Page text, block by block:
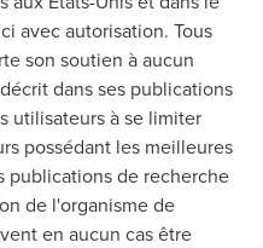
avec autorisation. Tous
son soutien à aucun
dans ses publications
utilisateurs à se limiter
possédant les meilleures
publications de recherche
de l'organisme de
en aucun cas être